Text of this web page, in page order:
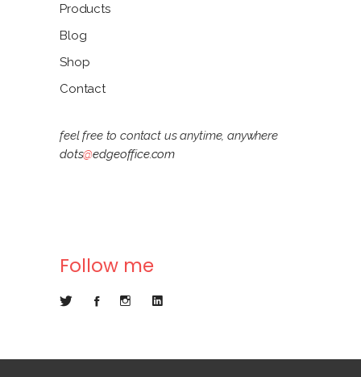
Products
Blog
Shop
Contact
feel free to contact us anytime, anywhere
dots@edgeoffice.com
Follow me